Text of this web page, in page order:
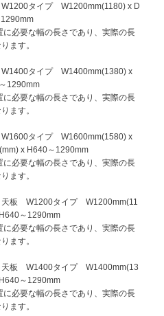
タイプ W1200mm(1180) x D
必要な幅の長さであり、実際の長
ます。
タイプ W1400mm(1380) x
1290mm
必要な幅の長さであり、実際の長
ます。
タイプ W1600mm(1580) x
x H640～1290mm
必要な幅の長さであり、実際の長
ます。
天板 W1200タイプ W1200mm(11
～1290mm
必要な幅の長さであり、実際の長
ます。
天板 W1400タイプ W1400mm(13
～1290mm
必要な幅の長さであり、実際の長
ます。